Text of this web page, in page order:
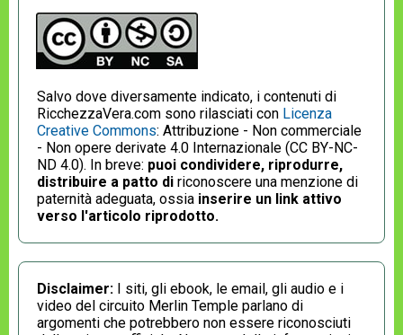
Salvo dove diversamente indicato, i contenuti di
RicchezzaVera.com sono rilasciati con Licenza
Creative Commons: Attribuzione - Non commerciale
- Non opere derivate 4.0 Internazionale (CC BY-NC-
ND 4.0). In breve: puoi condividere, riprodurre,
distribuire a patto di riconoscere una menzione di
paternità adeguata, ossia inserire un link attivo
verso l'articolo riprodotto.
Disclaimer: I siti, gli ebook, le email, gli audio e i
video del circuito Merlin Temple parlano di
argomenti che potrebbero non essere riconosciuti